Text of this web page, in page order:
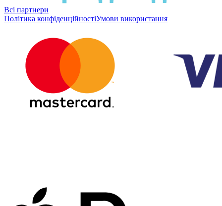
Всі партнери
Політика конфіденційностіУмови використання